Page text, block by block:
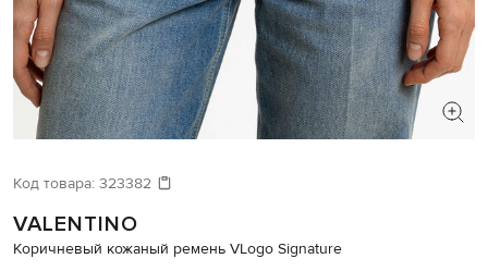
Давайте подберем что-то еще
Похожие товары
Код товара: 323382
VALENTINO
Коричневый кожаный ремень VLogo Signature